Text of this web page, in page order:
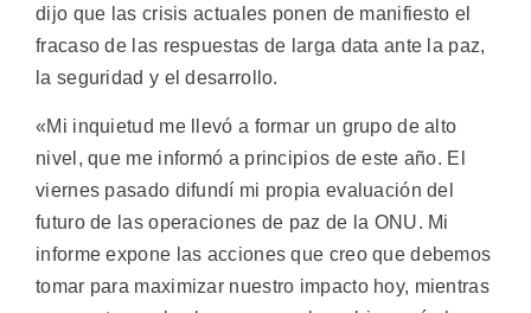
dijo que las crisis actuales ponen de manifiesto el
fracaso de las respuestas de larga data ante la paz,
la seguridad y el desarrollo.
«Mi inquietud me llevó a formar un grupo de alto
nivel, que me informó a principios de este año. El
viernes pasado difundí mi propia evaluación del
futuro de las operaciones de paz de la ONU. Mi
informe expone las acciones que creo que debemos
tomar para maximizar nuestro impacto hoy, mientras